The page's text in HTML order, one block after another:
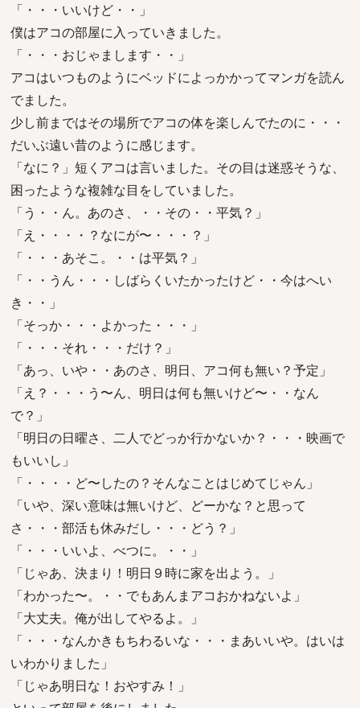
「・・・いいけど・・」
僕はアコの部屋に入っていきました。
「・・・おじゃまします・・」
アコはいつものようにベッドによっかかってマンガを読ん
でました。
少し前まではその場所でアコの体を楽しんでたのに・・・
だいぶ遠い昔のように感じます。
「なに？」短くアコは言いました。その目は迷惑そうな、
困ったような複雑な目をしていました。
「う・・ん。あのさ、・・その・・平気？」
「え・・・・？なにが〜・・・？」
「・・・あそこ。・・は平気？」
「・・うん・・・しばらくいたかったけど・・今はへい
き・・」
「そっか・・・よかった・・・」
「・・・それ・・・だけ？」
「あっ、いや・・あのさ、明日、アコ何も無い？予定」
「え？・・・う〜ん、明日は何も無いけど〜・・なん
で？」
「明日の日曜さ、二人でどっか行かないか？・・・映画で
もいいし」
「・・・・ど〜したの？そんなことはじめてじゃん」
「いや、深い意味は無いけど、どーかな？と思って
さ・・・部活も休みだし・・・どう？」
「・・・いいよ、べつに。・・」
「じゃあ、決まり！明日９時に家を出よう。」
「わかった〜。・・でもあんまアコおかねないよ」
「大丈夫。俺が出してやるよ。」
「・・・なんかきもちわるいな・・・まあいいや。はいは
いわかりました」
「じゃあ明日な！おやすみ！」